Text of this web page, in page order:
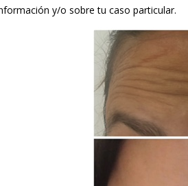
y/o sobre tu caso particular.